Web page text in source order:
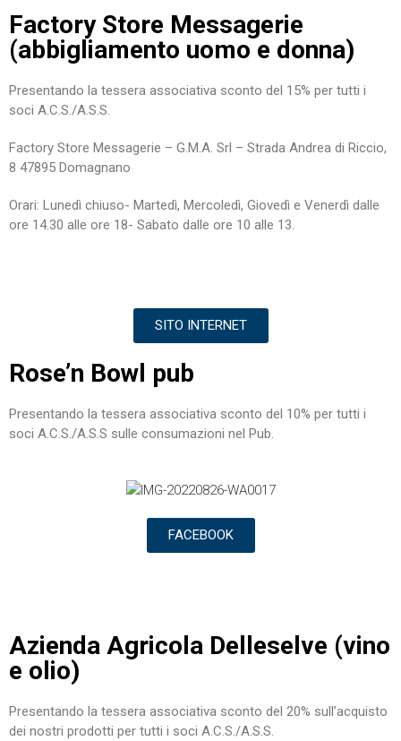
Factory Store Messagerie
(abbigliamento uomo e donna)
Presentando la tessera associativa sconto del 15% per tutti i
soci A.C.S./A.S.S.
Factory Store Messagerie – G.M.A. Srl – Strada Andrea di Riccio,
8 47895 Domagnano
Orari: Lunedì chiuso- Martedì, Mercoledì, Giovedì e Venerdì dalle
ore 14.30 alle ore 18- Sabato dalle ore 10 alle 13.
SITO INTERNET
Rose’n Bowl pub
Presentando la tessera associativa sconto del 10% per tutti i
soci A.C.S./A.S.S sulle consumazioni nel Pub.
FACEBOOK
Azienda Agricola Delleselve (vino
e olio)
Presentando la tessera associativa sconto del 20% sull’acquisto
dei nostri prodotti per tutti i soci A.C.S./A.S.S.